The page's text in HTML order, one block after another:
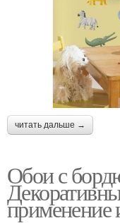
читать дальше →
Обои с
применение